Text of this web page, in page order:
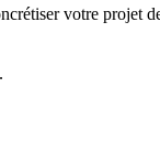
votre projet